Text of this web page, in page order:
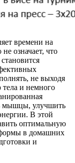
времени на
означает, что
не выходя
тела и немного
мышцы, улучшить
В этой
оптимальную
в домашних
и